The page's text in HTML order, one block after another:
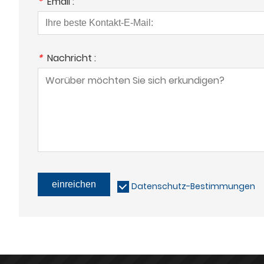
* Nachricht :
einreichen Datenschutz-Bestimmungen